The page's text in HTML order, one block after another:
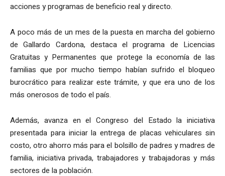
acciones y programas de beneficio real y directo.
A poco más de un mes de la puesta en marcha del gobierno
de Gallardo Cardona, destaca el programa de Licencias
Gratuitas y Permanentes que protege la economía de las
familias que por mucho tiempo habían sufrido el bloqueo
burocrático para realizar este trámite, y que era uno de los
más onerosos de todo el país.
Además, avanza en el Congreso del Estado la iniciativa
presentada para iniciar la entrega de placas vehiculares sin
costo, otro ahorro más para el bolsillo de padres y madres de
familia, iniciativa privada, trabajadores y trabajadoras y más
sectores de la población.